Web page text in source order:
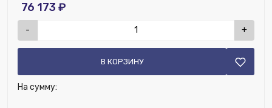
76 173 ₽
- +
В КОРЗИНУ
На сумму: